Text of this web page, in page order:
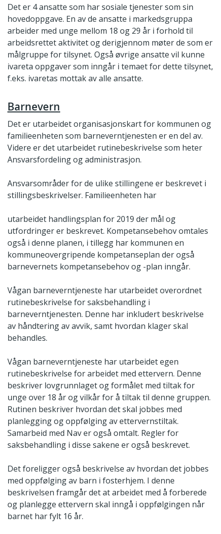
Det er 4 ansatte som har sosiale tjenester som sin
hovedoppgave. En av de ansatte i markedsgruppa
arbeider med unge mellom 18 og 29 år i forhold til
arbeidsrettet aktivitet og derigjennom møter de som er
målgruppe for tilsynet. Også øvrige ansatte vil kunne
ivareta oppgaver som inngår i temaet for dette tilsynet,
f.eks. ivaretas mottak av alle ansatte.
Barnevern
Det er utarbeidet organisasjonskart for kommunen og
familieenheten som barneverntjenesten er en del av.
Videre er det utarbeidet rutinebeskrivelse som heter
Ansvarsfordeling og administrasjon.
Ansvarsområder for de ulike stillingene er beskrevet i
stillingsbeskrivelser. Familieenheten har
utarbeidet handlingsplan for 2019 der mål og
utfordringer er beskrevet. Kompetansebehov omtales
også i denne planen, i tillegg har kommunen en
kommuneovergripende kompetanseplan der også
barnevernets kompetansebehov og -plan inngår.
Vågan barneverntjeneste har utarbeidet overordnet
rutinebeskrivelse for saksbehandling i
barneverntjenesten. Denne har inkludert beskrivelse
av håndtering av avvik, samt hvordan klager skal
behandles.
Vågan barneverntjeneste har utarbeidet egen
rutinebeskrivelse for arbeidet med ettervern. Denne
beskriver lovgrunnlaget og formålet med tiltak for
unge over 18 år og vilkår for å tiltak til denne gruppen.
Rutinen beskriver hvordan det skal jobbes med
planlegging og oppfølging av ettervernstiltak.
Samarbeid med Nav er også omtalt. Regler for
saksbehandling i disse sakene er også beskrevet.
Det foreligger også beskrivelse av hvordan det jobbes
med oppfølging av barn i fosterhjem. I denne
beskrivelsen framgår det at arbeidet med å forberede
og planlegge ettervern skal inngå i oppfølgingen når
barnet har fylt 16 år.